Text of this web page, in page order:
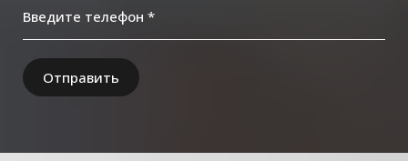
Введите телефон *
Отправить